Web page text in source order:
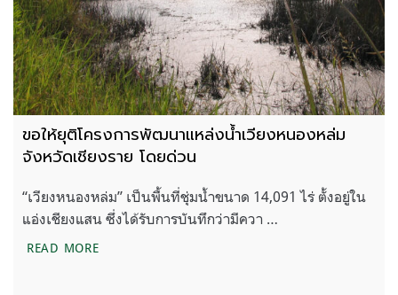
ขอให้ยุติโครงการพัฒนาแหล่งน้ำเวียงหนองหล่ม
จังหวัดเชียงราย โดยด่วน
“เวียงหนองหล่ม” เป็นพื้นที่ชุ่มน้ำขนาด 14,091 ไร่ ตั้งอยู่ใน
แอ่งเชียงแสน ซึ่งได้รับการบันทึกว่ามีควา …
READ MOREขอให้ยุติโครงการพัฒนาแหล่งน้ำเวียงหนองหล่ม จังห